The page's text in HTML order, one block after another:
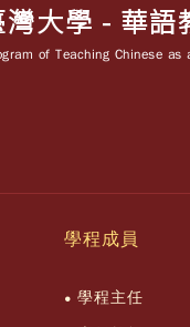
灣大學 - 華
of Teaching Chinese
學程成員
學程主任